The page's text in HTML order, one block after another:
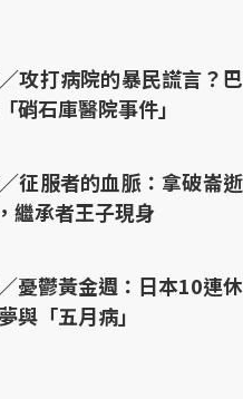
攻打病院的暴民謊言？巴
硝石庫醫院事件」
征服者的血脈：拿破崙逝
繼承者王子現身
憂鬱黃金週：日本10連休
與「五月病」